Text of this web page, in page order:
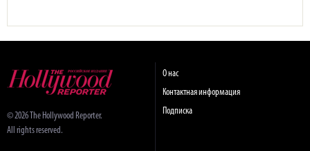
© 2026 The Hollywood Reporter.
All rights reserved.
О нас
Контактная информация
Подписка